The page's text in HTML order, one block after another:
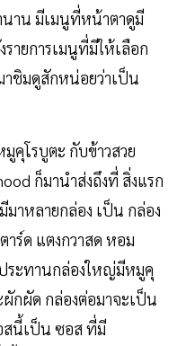
นาน มีเมนูที่หน้าตาดูมี
ายการเมนูที่มีให้เลือก
าชิมดูสักหน่อยว่าเป็น
คุโรบูตะ กับข้าวสวย
ก็มานำส่งถึงที่ สิ่งแรก
าหลายกล่อง เป็น กล่อง
าร์ด แตงกวาสด หอม
ระทานกล่องใหญ่มีหมูคุ
กผัด กล่องต่อมาจะเป็น
สนี้เป็น ซอส ที่มี